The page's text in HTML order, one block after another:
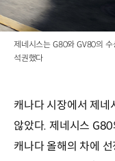
제네시스는 G80와 GV80의
석권했다
캐나다 시장에서 제네
않았다. 제네시스
캐나다 올해의 차에